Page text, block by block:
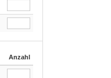
Anzahl